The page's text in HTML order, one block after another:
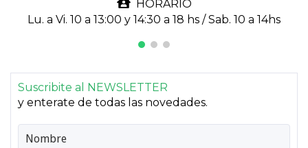
HORARIO
Lu. a Vi. 10 a 13:00 y 14:30 a 18 hs / Sab. 10 a 14hs
Suscribite al NEWSLETTER
y enterate de todas las novedades.